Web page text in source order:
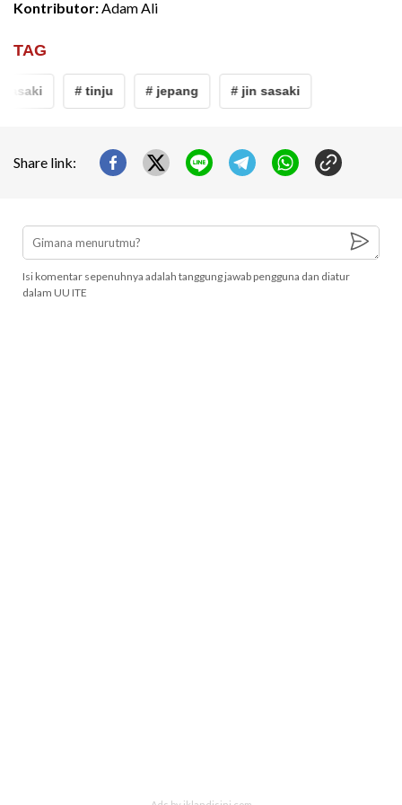
Kontributor:Adam Ali
TAG
# tinju # jepang # jin sasaki
Share link:
Isi komentar sepenuhnya adalah tanggung jawab pengguna dan diatur
dalam UU ITE